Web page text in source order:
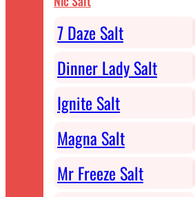
7 Daze Salt
Dinner Lady Salt
Ignite Salt
Magna Salt
Mr Freeze Salt